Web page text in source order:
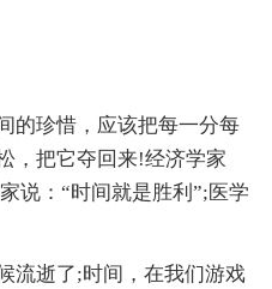
的珍惜，应该把每一分每
，把它夺回来!经济学家
说：“时间就是胜利”;医学
流逝了;时间，在我们游戏